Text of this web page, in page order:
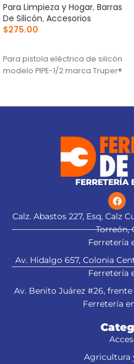
Para Limpieza y Hogar, Barras
De Silicón, Accesorios
$275.00
Para pistola eléctrica de silicón
modelo PIPE-1/2 marca Truper®
FERRETERÍA
Calz. Abastos 227, Esq, Calz
Torreón,
Ferretería
Av. Hidalgo 657, Colonia
Ferretería
Av. Benito Juárez #26,
Ferretería
Agricultura